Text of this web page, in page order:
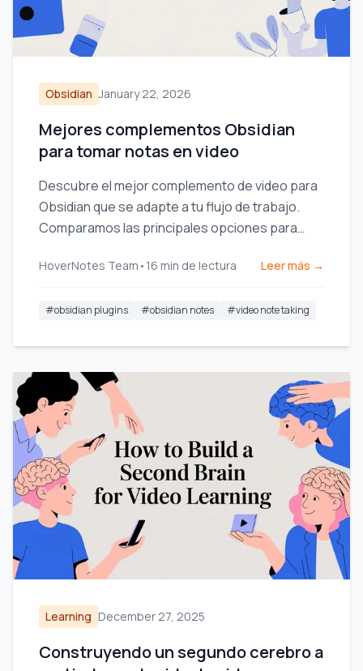
Obsidian January 22, 2026
Mejores complementos Obsidian
para tomar notas en video
Descubre el mejor complemento de video para
Obsidian que se adapte a tu flujo de trabajo.
Comparamos las principales opciones para
YouTube, Udemy y videos locales.
HoverNotes Team • 16 min de lectura Leer más →
#obsidian plugins #obsidian notes #video note taking
Learning December 27, 2025
Construyendo un segundo cerebro a